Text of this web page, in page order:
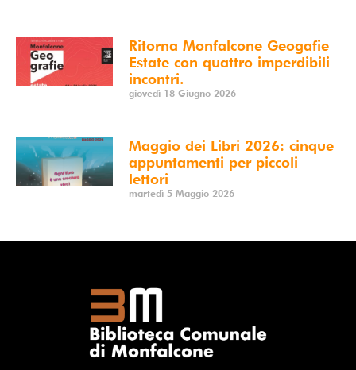
Ritorna Monfalcone Geogafie
Estate con quattro imperdibili
incontri.
giovedì 18 Giugno 2026
Maggio dei Libri 2026: cinque
appuntamenti per piccoli
lettori
martedì 5 Maggio 2026